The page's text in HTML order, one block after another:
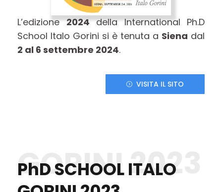
L’edizione2024della International Ph.D
School Italo Gorini si è tenuta a Siena dal
2 al 6 settembre 2024.
VISITA IL SITO
GORINI 2023
PhD SCHOOL ITALO